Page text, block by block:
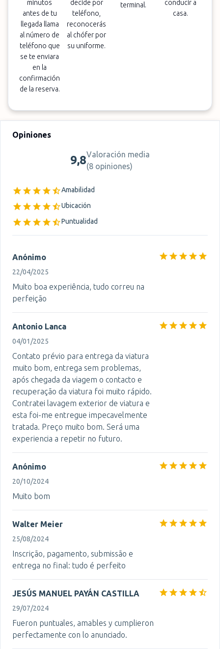
minutos
antes de tu
llegada llama
al número de
teléfono que
se te enviara
en la
confirmación
de la reserva.
decide por
teléfono,
reconocerás
al chófer por
su uniforme.
terminal.
conducir a
casa.
Opiniones
9,8Valoración media
(8 opiniones)
Amabilidad
Ubicación
Puntualidad
Anónimo
22/04/2025
Muito boa experiência, tudo correu na
perfeição
Antonio Lanca
04/01/2025
Contato prévio para entrega da viatura
muito bom, entrega sem problemas,
após chegada da viagem o contacto e
recuperação da viatura foi muito rápido.
Contratei lavagem exterior de viatura e
esta foi-me entregue impecavelmente
tratada. Preço muito bom. Será uma
experiencia a repetir no futuro.
Anónimo
20/10/2024
Muito bom
Walter Meier
25/08/2024
Inscrição, pagamento, submissão e
entrega no final: tudo é perfeito
JESÚS MANUEL PAYÁN CASTILLA
29/07/2024
Fueron puntuales, amables y cumplieron
perfectamente con lo anunciado.